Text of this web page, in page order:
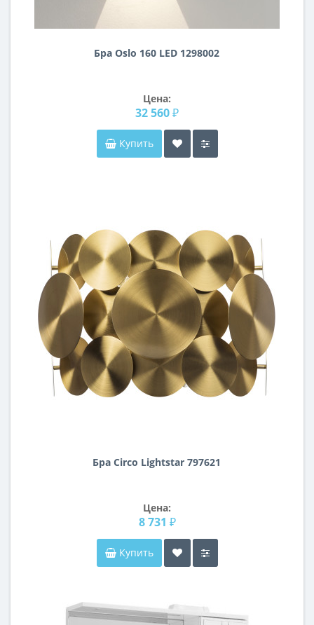
Бра Oslo 160 LED 1298002
Цена:
32 560 ₽
Купить
Бра Circo Lightstar 797621
Цена:
8 731 ₽
Купить